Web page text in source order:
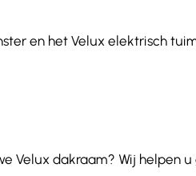
en het Velux elektrisch
dakraam? Wij helpen